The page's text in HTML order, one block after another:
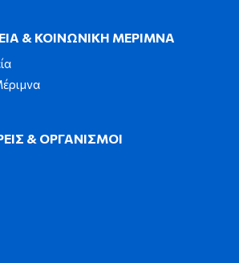
& ΚΟΙΝΩΝΙΚΗ ΜΕΡΙΜΝΑ
& ΟΡΓΑΝΙΣΜΟΙ